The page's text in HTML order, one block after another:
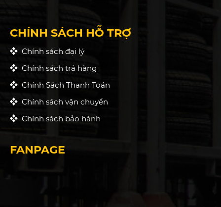
CHÍNH SÁCH HỖ TRỢ
Chính sách đại lý
Chính sách trả hàng
Chính Sách Thanh Toán
Chính sách vận chuyển
Chính sách bảo hành
FANPAGE